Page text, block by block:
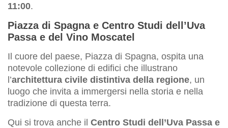
11:00.
Piazza di Spagna e Centro Studi dell’Uva
Passa e del Vino Moscatel
Il cuore del paese, Piazza di Spagna, ospita una
notevole collezione di edifici che illustrano
l’architettura civile distintiva della regione, un
luogo che invita a immergersi nella storia e nella
tradizione di questa terra.
Qui si trova anche il Centro Studi dell’Uva Passa e